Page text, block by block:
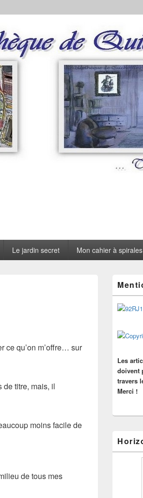
Le jardin secret Mon cahier à spirales
ce qu’on m’offre… sur
de titre, mais, il
moins facile de
de tous mes
principale
de
widget
pour
barre
latérale
Les
doivent
travers
Merci !